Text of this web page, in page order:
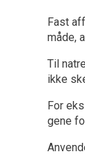
Fast
måde,
Til
ikke
For
gene